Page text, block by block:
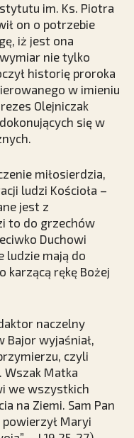
im. Ks. Piotra
on o potrzebie
iż jest ona
nie tylko
historię proroka
w imieniu
Olejniczak
się w
miłosierdzia,
ludzi Kościoła –
jest z
to do grzechów
Duchowi
ludzie mają do
karzącą rękę Bożej
naczelny
Bajor wyjaśniał,
czyli
Wszak Matka
we wszystkich
na Ziemi. Sam Pan
Maryi